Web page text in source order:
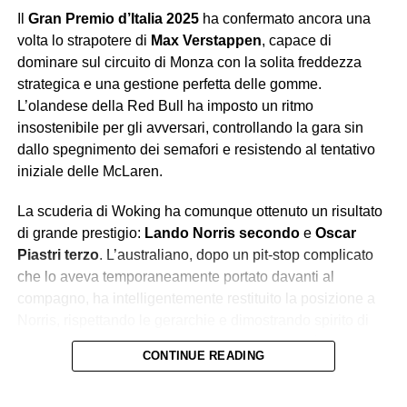
Leclerc ha chiuso quarto, vicino al podio ma lontano dalla
vittoria, mentre il weekend nel complesso ha confermato
che la Rossa, pur competitiva, fatica ancora a tenere il
passo di Red Bull e McLaren. I tifosi hanno applaudito,
ma lo hanno fatto più per amore che per reale
soddisfazione.
George Russell
Mercedes non vive un momento brillante, ma ci si
aspettava da Russell almeno la capacità di infastidire le
Ferrari o inserirsi nella lotta per il podio. Invece, il suo GP
è stato privo di guizzi, segnato da un ritmo ordinario e da
Aston Martin
Se Alonso ha abituato a rimonte eroiche e Stroll a
Gran Premio d’Italia 2025ha confermato ancora una
volta lo strapotere di Max Verstappen, capace di
dominare sul circuito di Monza con la solita freddezza
strategica e una gestione perfetta delle gomme.
L’olandese della Red Bull ha imposto un ritmo
insostenibile per gli avversari, controllando la gara sin
dallo spegnimento dei semafori e resistendo al tentativo
iniziale delle McLaren.
La scuderia di Woking ha comunque ottenuto un risultato
di grande prestigio: Lando Norris secondoe Oscar
Piastri terzo. L’australiano, dopo un pit-stop complicato
che lo aveva temporaneamente portato davanti al
compagno, ha intelligentemente restituito la posizione a
squadra. Entrambi hanno confermato la solidità di una
McLaren che si candida ormai stabilmente come seconda
CONTINUE READING